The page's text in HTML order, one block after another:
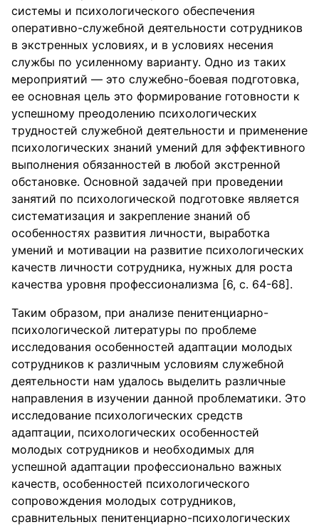
системы и психологического обеспечения
оперативно-служебной деятельности сотрудников
в экстренных условиях, и в условиях несения
службы по усиленному варианту. Одно из таких
мероприятий — это служебно-боевая подготовка,
ее основная цель это формирование готовности к
успешному преодолению психологических
трудностей служебной деятельности и применение
психологических знаний умений для эффективного
выполнения обязанностей в любой экстренной
обстановке. Основной задачей при проведении
занятий по психологической подготовке является
систематизация и закрепление знаний об
особенностях развития личности, выработка
умений и мотивации на развитие психологических
качеств личности сотрудника, нужных для роста
качества уровня профессионализма [6, с. 64-68].
Таким образом, при анализе пенитенциарно-
психологической литературы по проблеме
исследования особенностей адаптации молодых
сотрудников к различным условиям служебной
деятельности нам удалось выделить различные
направления в изучении данной проблематики. Это
исследование психологических средств
адаптации, психологических особенностей
молодых сотрудников и необходимых для
успешной адаптации профессионально важных
качеств, особенностей психологического
сопровождения молодых сотрудников,
сравнительных пенитенциарно-психологических